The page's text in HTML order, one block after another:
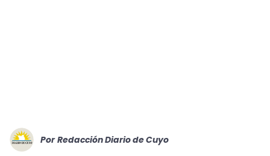
Por Redacción Diario de Cuyo